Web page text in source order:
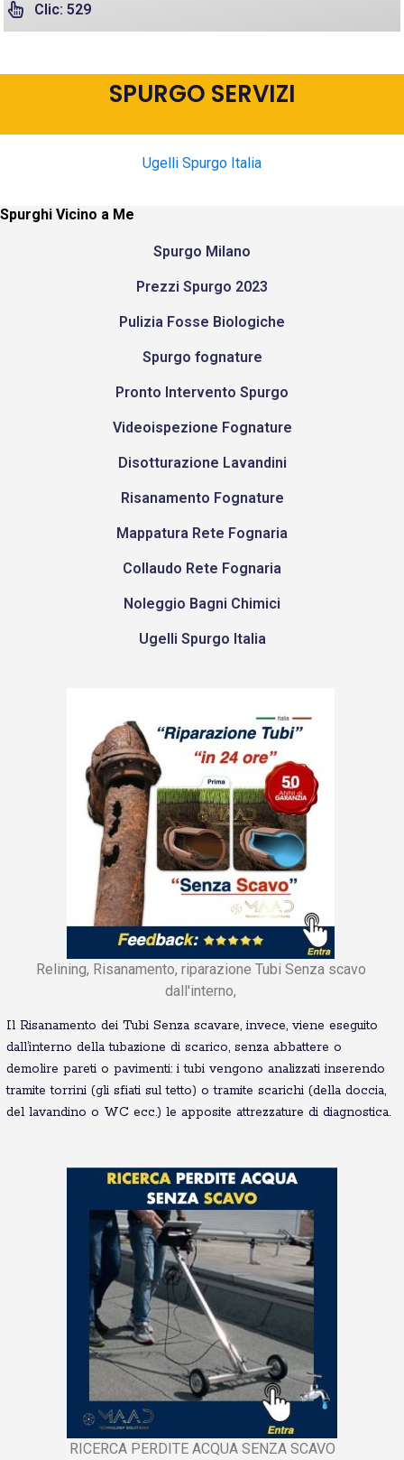
Clic: 529
SPURGO SERVIZI
Ugelli Spurgo Italia
Spurghi Vicino a Me
Spurgo Milano
Prezzi Spurgo 2023
Pulizia Fosse Biologiche
Spurgo fognature
Pronto Intervento Spurgo
Videoispezione Fognature
Disotturazione Lavandini
Risanamento Fognature
Mappatura Rete Fognaria
Collaudo Rete Fognaria
Noleggio Bagni Chimici
Ugelli Spurgo Italia
Relining, Risanamento, riparazione Tubi Senza scavo
dall'interno,
Il Risanamento dei Tubi Senza scavare, invece, viene eseguito
dall’interno della tubazione di scarico, senza abbattere o
demolire pareti o pavimenti: i tubi vengono analizzati inserendo
tramite torrini (gli sfiati sul tetto) o tramite scarichi (della doccia,
del lavandino o WC ecc.) le apposite attrezzature di diagnostica.
RICERCA PERDITE ACQUA SENZA SCAVO